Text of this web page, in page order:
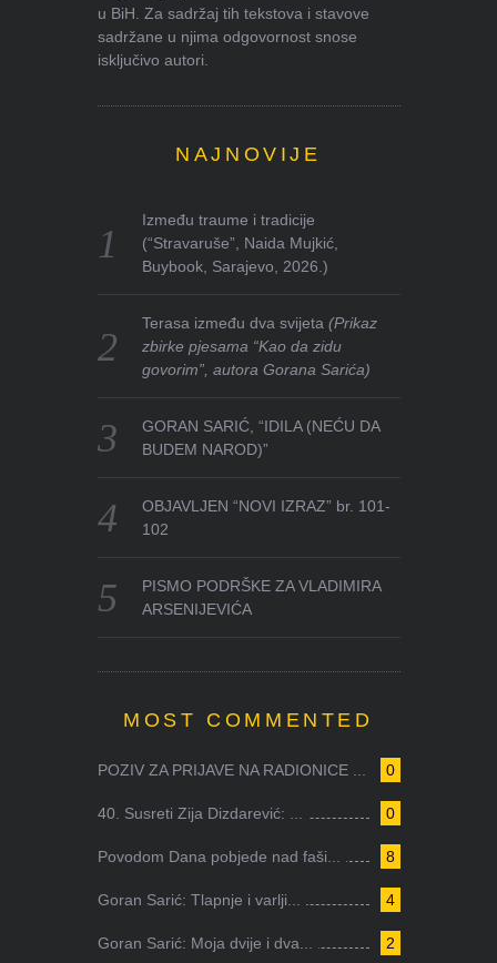
u BiH. Za sadržaj tih tekstova i stavove
sadržane u njima odgovornost snose
isključivo autori.
NAJNOVIJE
Između traume i tradicije
(“Stravaruše”, Naida Mujkić,
Buybook, Sarajevo, 2026.)
Terasa između dva svijeta(Prikaz
zbirke pjesama “Kao da zidu
govorim”, autora Gorana Sarića)
GORAN SARIĆ, “IDILA (NEĆU DA
BUDEM NAROD)”
OBJAVLJEN “NOVI IZRAZ” br. 101-
102
PISMO PODRŠKE ZA VLADIMIRA
ARSENIJEVIĆA
MOST COMMENTED
0
POZIV ZA PRIJAVE NA RADIONICE ...
0
40. Susreti Zija Dizdarević: ...
8
Povodom Dana pobjede nad faši...
4
Goran Sarić: Tlapnje i varlji...
2
Goran Sarić: Moja dvije i dva...